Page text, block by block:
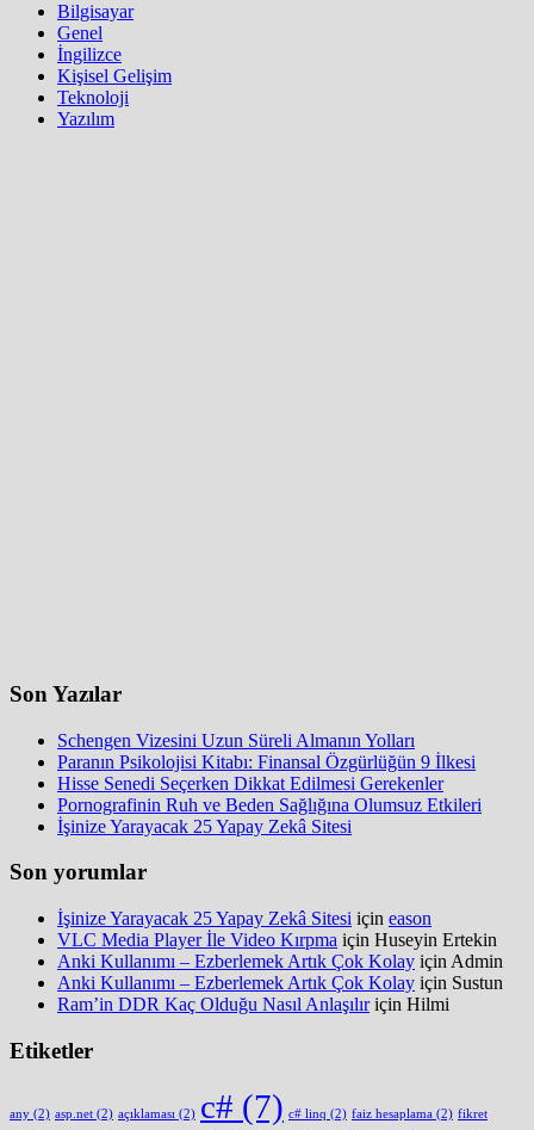
Bilgisayar
Genel
İngilizce
Kişisel Gelişim
Teknoloji
Yazılım
Son Yazılar
Schengen Vizesini Uzun Süreli Almanın Yolları
Paranın Psikolojisi Kitabı: Finansal Özgürlüğün 9 İlkesi
Hisse Senedi Seçerken Dikkat Edilmesi Gerekenler
Pornografinin Ruh ve Beden Sağlığına Olumsuz Etkileri
İşinize Yarayacak 25 Yapay Zekâ Sitesi
Son yorumlar
İşinize Yarayacak 25 Yapay Zekâ Sitesi için eason
VLC Media Player İle Video Kırpma için Huseyin Ertekin
Anki Kullanımı – Ezberlemek Artık Çok Kolay için Admin
Anki Kullanımı – Ezberlemek Artık Çok Kolay için Sustun
Ram’in DDR Kaç Olduğu Nasıl Anlaşılıriçin Hilmi
Etiketler
any (2) asp.net (2) açıklaması (2) c# (7) c# linq (2) faiz hesaplama (2) fikret